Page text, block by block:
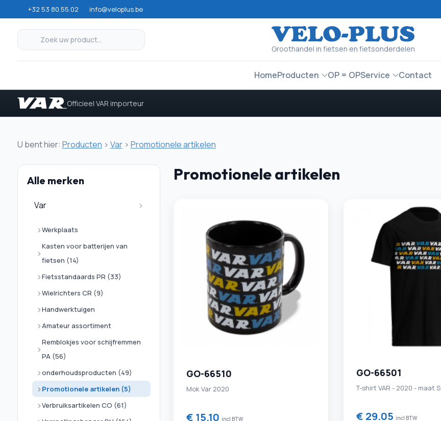
+32 53 80.55.02 info@veloplus.be
Groothandel in fietsen en fietsonderdelen
HomeProducten OP = OPService Contact
Officieel VAR importeur
U bent hier: Producten > Var> Promotionele artikelen
Alle merken
Var
Werkplaats
Kasten voor batterijen van
fietsen (14)
Fietsstandaards PR (33)
Wielrichters CR (9)
Handwerktuigen
Amateur assortiment
Remblokjes voor schijfremmen
PA (56)
onderhoudsproducten (49)
Promotionele artikelen (5)
Verbruiksartikelen CO (61)
Promotionele artikelen
GO-66510
Mok Var 2020
€ 15.10 incl BTW
GO-66501
T-shirt VAR - 2020 - maat S
€ 29.05 incl BTW